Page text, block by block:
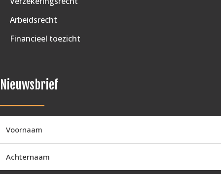
Arbeidsrecht
Financieel toezicht
Nieuwsbrief